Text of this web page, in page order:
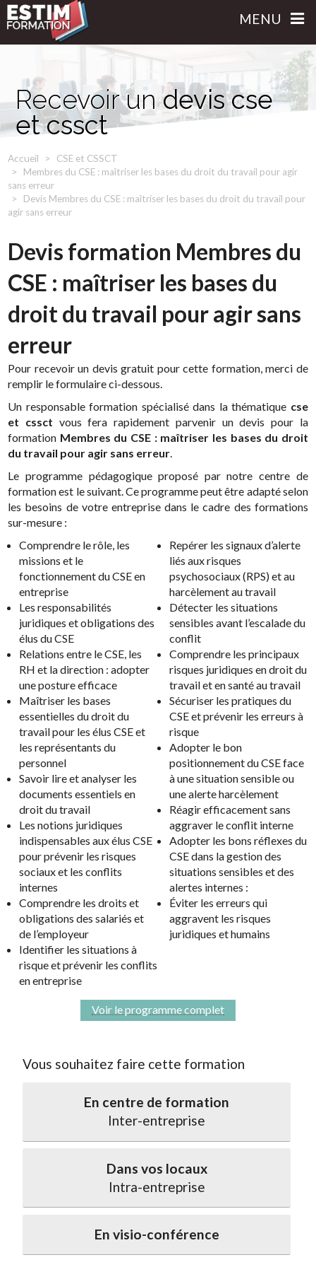
MENU
Recevoir undevis cse
et cssct
Accueil
CSE et CSSCT
Membres du CSE : maîtriser les bases du droit du travail pour agir
sans erreur
Devis Membres du CSE : maîtriser les bases du droit du travail pour
agir sans erreur
Devis formation Membres du
CSE : maîtriser les bases du
droit du travail pour agir sans
erreur
Pour recevoir un devis gratuit pour cette formation, merci de
remplir le formulaire ci-dessous.
Un responsable formation spécialisé dans la thématique cse
et cssct vous fera rapidement parvenir un devis pour la
formation Membres du CSE : maîtriser les bases du droit
du travail pour agir sans erreur.
Le programme pédagogique proposé par notre centre de
formation est le suivant. Ce programme peut être adapté selon
les besoins de votre entreprise dans le cadre des formations
sur-mesure :
Comprendre le rôle, les
missions et le
fonctionnement du CSE en
entreprise
Les responsabilités
juridiques et obligations des
élus du CSE
Relations entre le CSE, les
RH et la direction : adopter
une posture efficace
Maîtriser les bases
essentielles du droit du
travail pour les élus CSE et
les représentants du
personnel
Savoir lire et analyser les
documents essentiels en
droit du travail
Les notions juridiques
indispensables aux élus CSE
pour prévenir les risques
sociaux et les conflits
internes
Comprendre les droits et
obligations des salariés et
de l’employeur
Identifier les situations à
risque et prévenir les conflits
en entreprise
Repérer les signaux d’alerte
liés aux risques
psychosociaux (RPS) et au
harcèlement au travail
Détecter les situations
sensibles avant l’escalade du
conflit
Comprendre les principaux
risques juridiques en droit du
travail et en santé au travail
Sécuriser les pratiques du
CSE et prévenir les erreurs à
risque
Adopter le bon
positionnement du CSE face
à une situation sensible ou
une alerte harcèlement
Réagir efficacement sans
aggraver le conflit interne
Adopter les bons réflexes du
CSE dans la gestion des
situations sensibles et des
alertes internes :
Éviter les erreurs qui
aggravent les risques
juridiques et humains
Voir le programme complet
Vous souhaitez faire cette formation
En centre de formation
Inter-entreprise
Dans vos locaux
Intra-entreprise
En visio-conférence